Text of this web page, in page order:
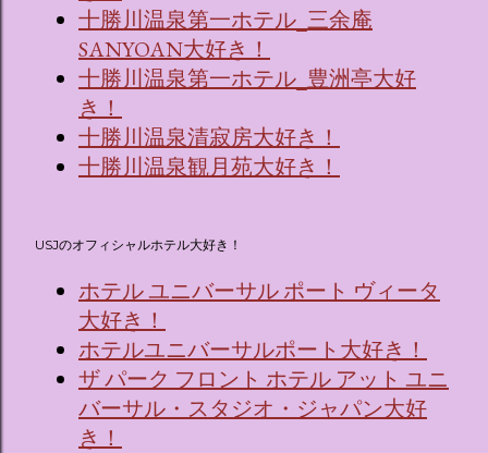
十勝川温泉第一ホテル_三余庵
SANYOAN大好き！
十勝川温泉第一ホテル_豊洲亭大好
き！
十勝川温泉清寂房大好き！
十勝川温泉観月苑大好き！
USJのオフィシャルホテル大好き！
ホテル ユニバーサル ポート ヴィータ
大好き！
ホテルユニバーサルポート大好き！
ザ パーク フロント ホテル アット ユニ
バーサル・スタジオ・ジャパン大好
き！